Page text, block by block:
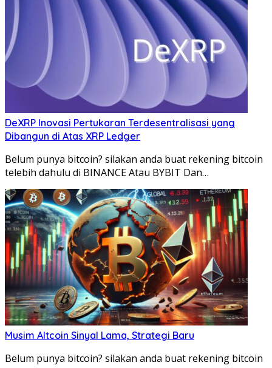
DeXRP Inovasi Pertukaran Terdesentralisasi yang
Dibangun di Atas XRP Ledger
Belum punya bitcoin? silakan anda buat rekening bitcoin
telebih dahulu di BINANCE Atau BYBIT Dan…
Musim Altcoin Sinyal Lama, Strategi Baru
Belum punya bitcoin? silakan anda buat rekening bitcoin